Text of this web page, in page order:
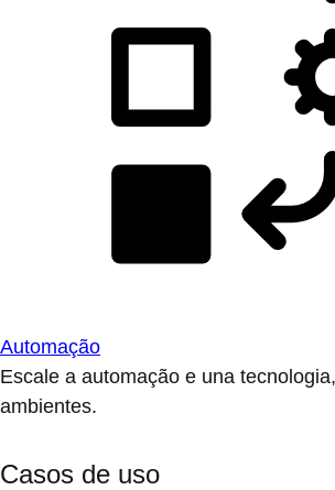
Automação
Escale a automação e una
ambientes.
Casos de uso